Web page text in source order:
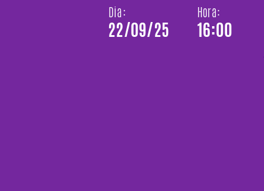
Dia:
22/09/25
Hora:
16:00